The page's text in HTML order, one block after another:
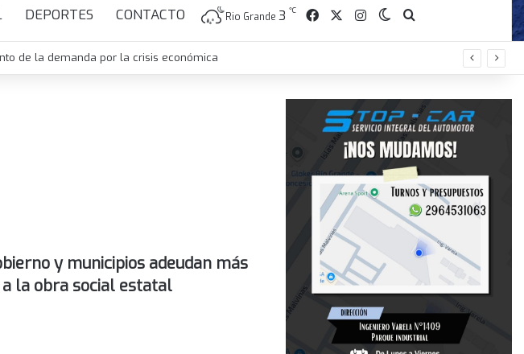
DEPORTES CONTACTO Rio Grande 3 ℃ Facebook InstagramSwitch skin
Buscar
de la demanda por la crisis económica
y municipios adeudan más
la obra social estatal